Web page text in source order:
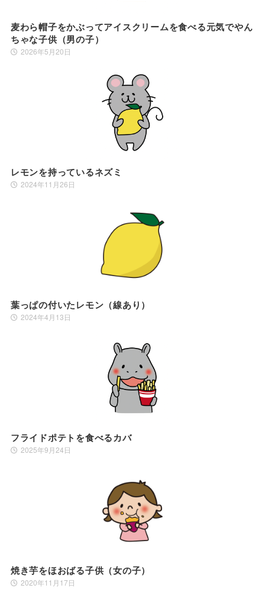
麦わら帽子をかぶってアイスクリームを食べる元気でやん
ちゃな子供（男の子）
2026年5月20日
レモンを持っているネズミ
2024年11月26日
葉っぱの付いたレモン（線あり）
2024年4月13日
フライドポテトを食べるカバ
2025年9月24日
焼き芋をほおばる子供（女の子）
2020年11月17日